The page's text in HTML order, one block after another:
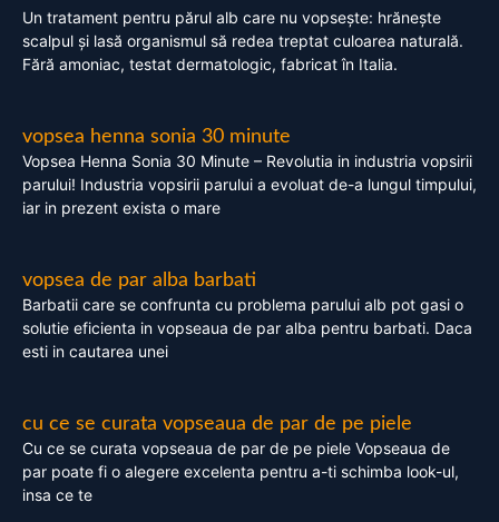
Un tratament pentru părul alb care nu vopsește: hrănește
scalpul și lasă organismul să redea treptat culoarea naturală.
Fără amoniac, testat dermatologic, fabricat în Italia.
vopsea henna sonia 30 minute
Vopsea Henna Sonia 30 Minute – Revolutia in industria vopsirii
parului! Industria vopsirii parului a evoluat de-a lungul timpului,
iar in prezent exista o mare
vopsea de par alba barbati
Barbatii care se confrunta cu problema parului alb pot gasi o
solutie eficienta in vopseaua de par alba pentru barbati. Daca
esti in cautarea unei
cu ce se curata vopseaua de par de pe piele
Cu ce se curata vopseaua de par de pe piele Vopseaua de
par poate fi o alegere excelenta pentru a-ti schimba look-ul,
insa ce te